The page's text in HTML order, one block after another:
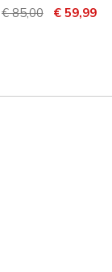
Prijs verlaagd van
€ 85,00naar
€ 59,99